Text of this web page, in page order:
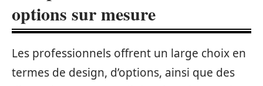
options sur mesure
Les professionnels offrent un large choix en
termes de design, d’options, ainsi que des